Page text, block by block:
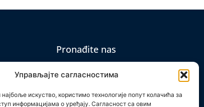
Управљајте сагласностима
искуство, користимо технологије попут колачића за
информацијама о уређају. Сагласност са овим
Pronađite nas